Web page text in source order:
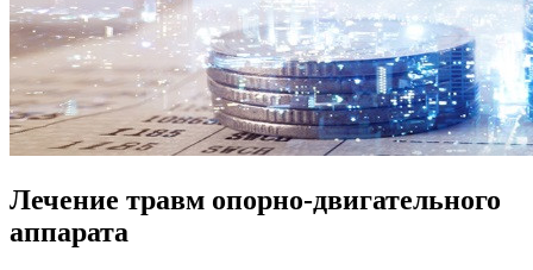
Лечение травм опорно-двигательного
аппарата